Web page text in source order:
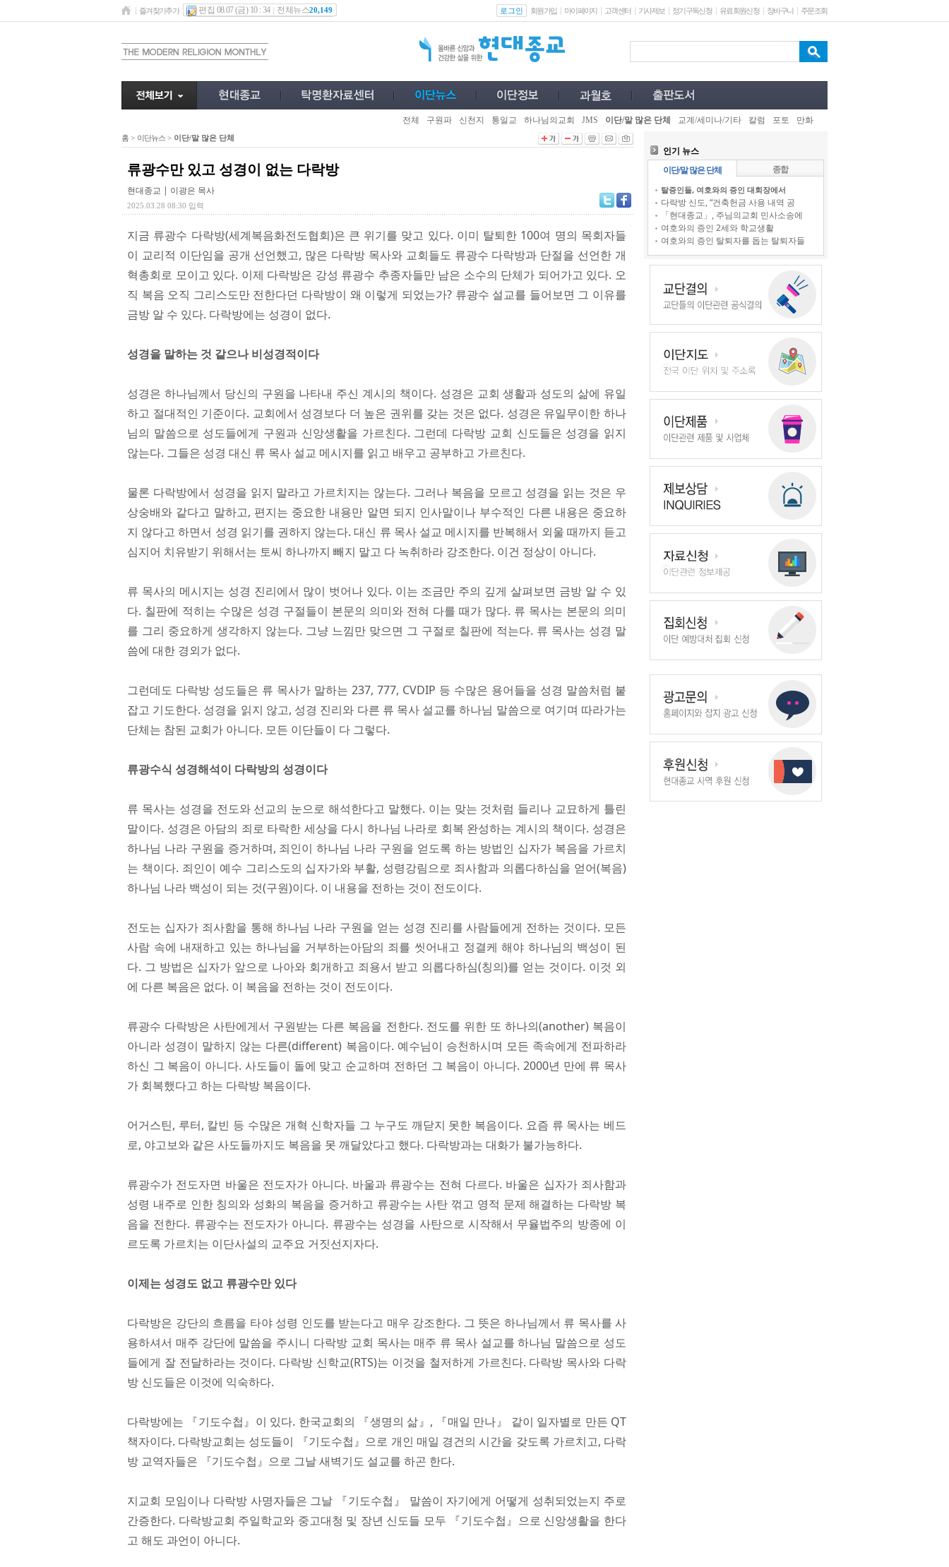
즐겨찾기추가 편집 08.07 (금) 10 : 34 전체뉴스20,149 로그인 회원가입 마이페이지 고객센터 기사제보 정기구독신청 유료회원신청 장바구니 주문조회
전체 구원파 신천지 통일교 하나님의교회 JMS 이단/말 많은 단체 교계/세미나/기타 칼럼 포토 만화
홈 > 이단뉴스 > 이단/말 많은 단체
류광수만 있고 성경이 없는 다락방
현대종교 | 이광은 목사
2025.03.28 08:30 입력
지금 류광수 다락방(세계복음화전도협회)은 큰 위기를 맞고 있다. 이미 탈퇴한 100여 명의 목회자들
이 교리적 이단임을 공개 선언했고, 많은 다락방 목사와 교회들도 류광수 다락방과 단절을 선언한 개
혁총회로 모이고 있다. 이제 다락방은 강성 류광수 추종자들만 남은 소수의 단체가 되어가고 있다. 오
직 복음 오직 그리스도만 전한다던 다락방이 왜 이렇게 되었는가? 류광수 설교를 들어보면 그 이유를
금방 알 수 있다. 다락방에는 성경이 없다.
성경을 말하는 것 같으나 비성경적이다
성경은 하나님께서 당신의 구원을 나타내 주신 계시의 책이다. 성경은 교회 생활과 성도의 삶에 유일
하고 절대적인 기준이다. 교회에서 성경보다 더 높은 권위를 갖는 것은 없다. 성경은 유일무이한 하나
님의 말씀으로 성도들에게 구원과 신앙생활을 가르친다. 그런데 다락방 교회 신도들은 성경을 읽지
않는다. 그들은 성경 대신 류 목사 설교 메시지를 읽고 배우고 공부하고 가르친다.
물론 다락방에서 성경을 읽지 말라고 가르치지는 않는다. 그러나 복음을 모르고 성경을 읽는 것은 우
상숭배와 같다고 말하고, 편지는 중요한 내용만 알면 되지 인사말이나 부수적인 다른 내용은 중요하
지 않다고 하면서 성경 읽기를 권하지 않는다. 대신 류 목사 설교 메시지를 반복해서 외울 때까지 듣고
심지어 치유받기 위해서는 토씨 하나까지 빼지 말고 다 녹취하라 강조한다. 이건 정상이 아니다.
류 목사의 메시지는 성경 진리에서 많이 벗어나 있다. 이는 조금만 주의 깊게 살펴보면 금방 알 수 있
다. 칠판에 적히는 수많은 성경 구절들이 본문의 의미와 전혀 다를 때가 많다. 류 목사는 본문의 의미
를 그리 중요하게 생각하지 않는다. 그냥 느낌만 맞으면 그 구절로 칠판에 적는다. 류 목사는 성경 말
씀에 대한 경외가 없다.
그런데도 다락방 성도들은 류 목사가 말하는 237, 777, CVDIP 등 수많은 용어들을 성경 말씀처럼 붙
잡고 기도한다. 성경을 읽지 않고, 성경 진리와 다른 류 목사 설교를 하나님 말씀으로 여기며 따라가는
단체는 참된 교회가 아니다. 모든 이단들이 다 그렇다.
류광수식 성경해석이 다락방의 성경이다
류 목사는 성경을 전도와 선교의 눈으로 해석한다고 말했다. 이는 맞는 것처럼 들리나 교묘하게 틀린
말이다. 성경은 아담의 죄로 타락한 세상을 다시 하나님 나라로 회복 완성하는 계시의 책이다. 성경은
하나님 나라 구원을 증거하며, 죄인이 하나님 나라 구원을 얻도록 하는 방법인 십자가 복음을 가르치
는 책이다. 죄인이 예수 그리스도의 십자가와 부활, 성령강림으로 죄사함과 의롭다하심을 얻어(복음)
하나님 나라 백성이 되는 것(구원)이다. 이 내용을 전하는 것이 전도이다.
전도는 십자가 죄사함을 통해 하나님 나라 구원을 얻는 성경 진리를 사람들에게 전하는 것이다. 모든
사람 속에 내재하고 있는 하나님을 거부하는아담의 죄를 씻어내고 정결케 해야 하나님의 백성이 된
다. 그 방법은 십자가 앞으로 나아와 회개하고 죄용서 받고 의롭다하심(칭의)를 얻는 것이다. 이것 외
에 다른 복음은 없다. 이 복음을 전하는 것이 전도이다.
류광수 다락방은 사탄에게서 구원받는 다른 복음을 전한다. 전도를 위한 또 하나의(another) 복음이
아니라 성경이 말하지 않는 다른(different) 복음이다. 예수님이 승천하시며 모든 족속에게 전파하라
하신 그 복음이 아니다. 사도들이 돌에 맞고 순교하며 전하던 그 복음이 아니다. 2000년 만에 류 목사
가 회복했다고 하는 다락방 복음이다.
어거스틴, 루터, 칼빈 등 수많은 개혁 신학자들 그 누구도 깨닫지 못한 복음이다. 요즘 류 목사는 베드
로, 야고보와 같은 사도들까지도 복음을 못 깨달았다고 했다. 다락방과는 대화가 불가능하다.
류광수가 전도자면 바울은 전도자가 아니다. 바울과 류광수는 전혀 다르다. 바울은 십자가 죄사함과
성령 내주로 인한 칭의와 성화의 복음을 증거하고 류광수는 사탄 꺾고 영적 문제 해결하는 다락방 복
음을 전한다. 류광수는 전도자가 아니다. 류광수는 성경을 사탄으로 시작해서 무율법주의 방종에 이
르도록 가르치는 이단사설의 교주요 거짓선지자다.
이제는 성경도 없고 류광수만 있다
다락방은 강단의 흐름을 타야 성령 인도를 받는다고 매우 강조한다. 그 뜻은 하나님께서 류 목사를 사
용하셔서 매주 강단에 말씀을 주시니 다락방 교회 목사는 매주 류 목사 설교를 하나님 말씀으로 성도
들에게 잘 전달하라는 것이다. 다락방 신학교(RTS)는 이것을 철저하게 가르친다. 다락방 목사와 다락
방 신도들은 이것에 익숙하다.
다락방에는 『기도수첩』이 있다. 한국교회의 『생명의 삶』, 『매일 만나』 같이 일자별로 만든 QT
책자이다. 다락방교회는 성도들이 『기도수첩』으로 개인 매일 경건의 시간을 갖도록 가르치고, 다락
방 교역자들은 『기도수첩』으로 그날 새벽기도 설교를 하곤 한다.
지교회 모임이나 다락방 사명자들은 그날 『기도수첩』 말씀이 자기에게 어떻게 성취되었는지 주로
간증한다. 다락방교회 주일학교와 중고대청 및 장년 신도들 모두 『기도수첩』으로 신앙생활을 한다
고 해도 과언이 아니다.
인기 뉴스
이단/말 많은 단체
종합
탈증인들, 여호와의 증인 대회장에서
다락방 신도, “건축헌금 사용 내역 공
「현대종교」, 주님의교회 민사소송에
여호와의 증인 2세와 학교생활
여호와의 증인 탈퇴자를 돕는 탈퇴자들